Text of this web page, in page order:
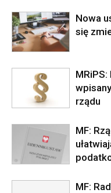
Nowa
się
rządu
MF:
MF: